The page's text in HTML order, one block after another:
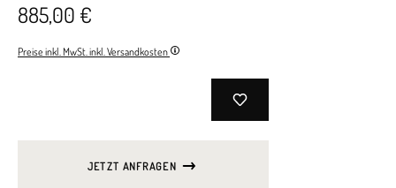
885,00 €
Preise inkl. MwSt. inkl. Versandkosten
JETZT ANFRAGEN